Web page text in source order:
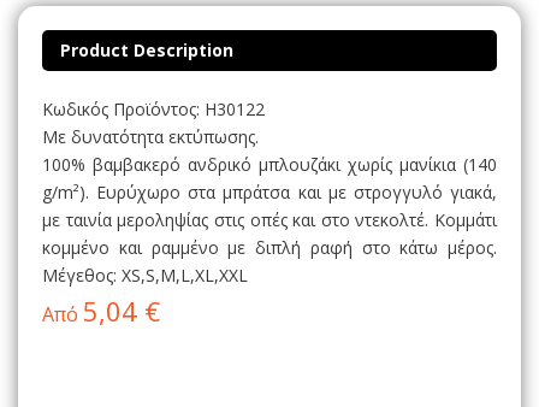
Product Description
Κωδικός Προϊόντος: H30122
Με δυνατότητα εκτύπωσης.
100% βαμβακερό ανδρικό μπλουζάκι χωρίς μανίκια (140
g/m²). Ευρύχωρο στα μπράτσα και με στρογγυλό γιακά,
με ταινία μεροληψίας στις οπές και στο ντεκολτέ. Κομμάτι
κομμένο και ραμμένο με διπλή ραφή στο κάτω μέρος.
Μέγεθος: XS,S,M,L,XL,XXL
Από 5,04 €